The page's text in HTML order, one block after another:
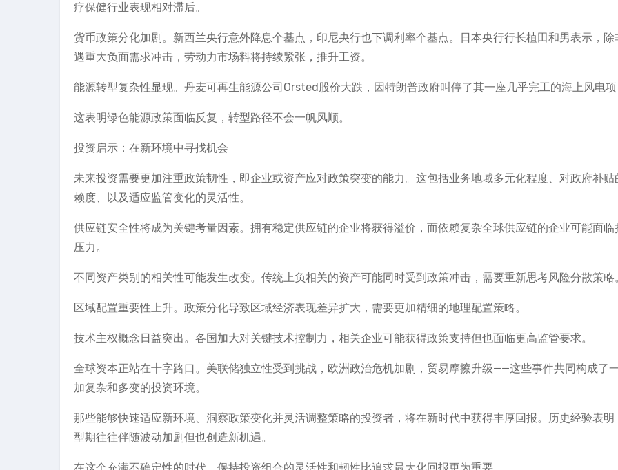
疗保健行业表现相对滞后。
货币政策分化加剧。新西兰央行意外降息个基点，印尼央行也下调利率个基点。日本央行行长植田和男表示，除
遇重大负面需求冲击，劳动力市场料将持续紧张，推升工资。
能源转型复杂性显现。丹麦可再生能源公司Orsted股价大跌，因特朗普政府叫停了其一座几乎完工的海上风电项
这表明绿色能源政策面临反复，转型路径不会一帆风顺。
投资启示：在新环境中寻找机会
未来投资需要更加注重政策韧性，即企业或资产应对政策突变的能力。这包括业务地域多元化程度、对政府补贴
赖度、以及适应监管变化的灵活性。
供应链安全性将成为关键考量因素。拥有稳定供应链的企业将获得溢价，而依赖复杂全球供应链的企业可能面临
压力。
不同资产类别的相关性可能发生改变。传统上负相关的资产可能同时受到政策冲击，需要重新思考风险分散策略
区域配置重要性上升。政策分化导致区域经济表现差异扩大，需要更加精细的地理配置策略。
技术主权概念日益突出。各国加大对关键技术控制力，相关企业可能获得政策支持但也面临更高监管要求。
全球资本正站在十字路口。美联储独立性受到挑战，欧洲政治危机加剧，贸易摩擦升级——这些事件共同构成了
加复杂和多变的投资环境。
那些能够快速适应新环境、洞察政策变化并灵活调整策略的投资者，将在新时代中获得丰厚回报。历史经验表明
型期往往伴随波动加剧但也创造新机遇。